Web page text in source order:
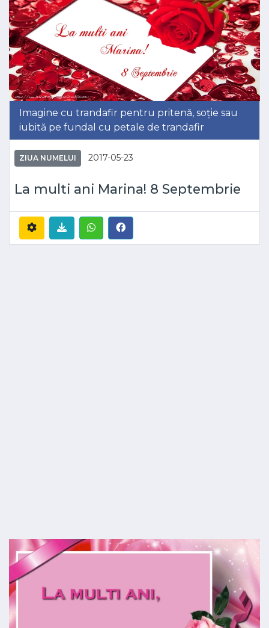
Imagine cu trandafir pentru pritenă, soție sau
iubită pe fundal cu petale de trandafir
ZIUA NUMELUI 2017-05-23
La multi ani Marina! 8 Septembrie